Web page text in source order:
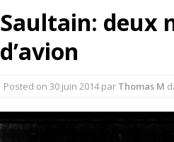
Saultain: deux
d’avion
Posted on 30 juin 2014par Thomas M